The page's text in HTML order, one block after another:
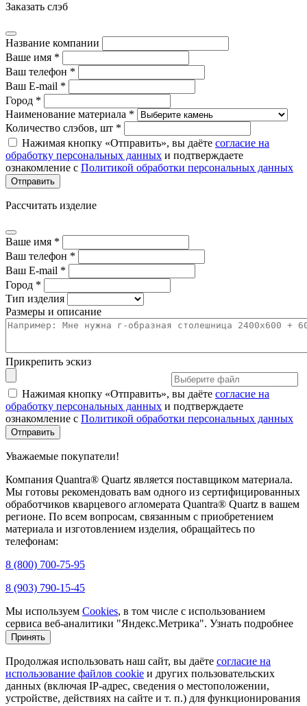
Заказать слэб
Название компании
Ваше имя *
Ваш телефон *
Ваш E-mail *
Город *
Наименование материала *
Количество слэбов, шт *
Нажимая кнопку «Отправить», вы даёте согласие на
обработку персональных данных и подтверждаете
ознакомление с Политикой обработки персональных данных
Рассчитать изделие
Ваше имя *
Ваш телефон *
Ваш E-mail *
Город *
Тип изделия
Размеры и описание
Прикрепить эскиз
Нажимая кнопку «Отправить», вы даёте согласие на
обработку персональных данных и подтверждаете
ознакомление с Политикой обработки персональных данных
Уважаемые покупатели!
Компания Quantra® Quartz является поставщиком материала.
Мы готовы рекомендовать вам одного из сертифицированных
обработчиков кварцевого агломерата Quantra® Quartz в вашем
регионе. По всем вопросам, связанным с приобретением
материала и изготовлением изделия, обращайтесь по
телефонам:
8 (800) 700-75-95
8 (903) 790-15-45
Мы используем Cookies, в том числе с использованием
сервиса веб-аналитики "Яндекс.Метрика". Узнать подробнее
Принять
Продолжая использовать наш сайт, вы даёте согласие на
использование файлов cookie и других пользовательских
данных (включая IP-адрес, сведения о местоположении,
устройстве, действиях на сайте и т. п.) для функционирования